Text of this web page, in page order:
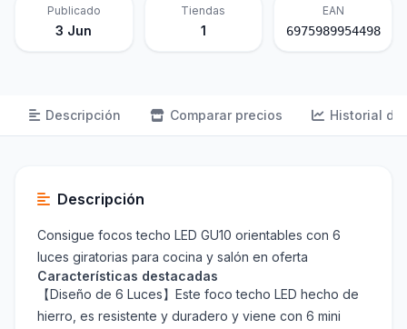
Publicado
3 Jun
Tiendas
1
EAN
6975989954498
Descripción Comparar precios Historial de
Descripción
Consigue focos techo LED GU10 orientables con 6
luces giratorias para cocina y salón en oferta
Características destacadas
【Diseño de 6 Luces】Este foco techo LED hecho de
hierro, es resistente y duradero y viene con 6 mini